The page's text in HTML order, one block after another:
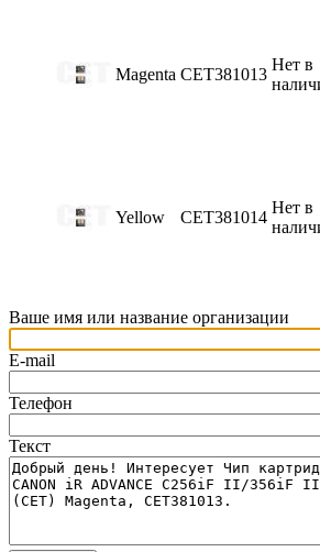
Magenta CET381013
Нет в
Yellow CET381014
Нет в
Ваше имя или название организации
E-mail
Телефон
Текст